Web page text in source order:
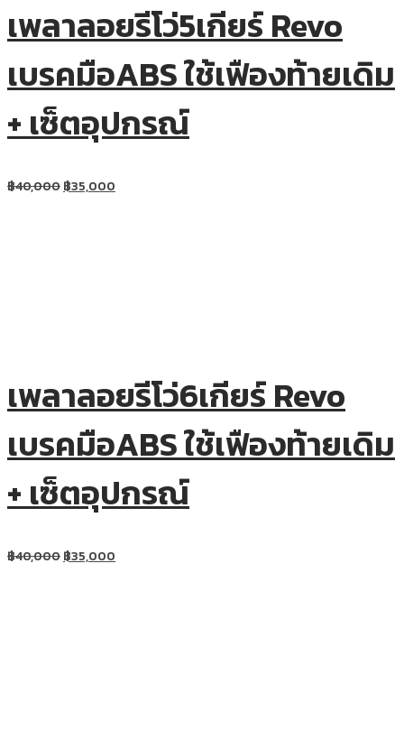
เพลาลอยรีโว่5เกียร์ Revo
เบรคมือABS ใช้เฟืองท้ายเดิม
+ เซ็ตอุปกรณ์
฿40,000฿35,000
เพลาลอยรีโว่6เกียร์ Revo
เบรคมือABS ใช้เฟืองท้ายเดิม
+ เซ็ตอุปกรณ์
฿40,000฿35,000